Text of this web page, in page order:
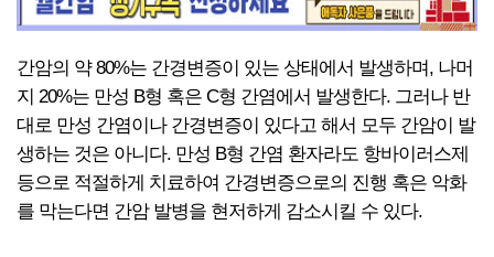
간암의 약 80%는 간경변증이 있는 상태에서 발생하며, 나머
지 20%는 만성 B형 혹은 C형 간염에서 발생한다. 그러나 반
대로 만성 간염이나 간경변증이 있다고 해서 모두 간암이 발
생하는 것은 아니다. 만성 B형 간염 환자라도 항바이러스제
등으로 적절하게 치료하여 간경변증으로의 진행 혹은 악화
를 막는다면 간암 발병을 현저하게 감소시킬 수 있다.